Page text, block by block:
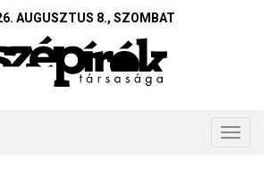
AUGUSZTUS 8., SZOMBAT
Toggle